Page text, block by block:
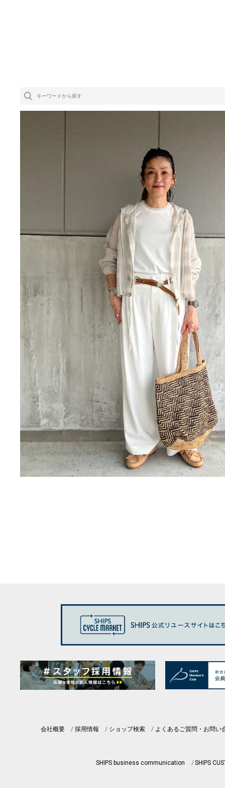
会社概要 採用情報 ショップ検索 よくあるご質問・お問い
SHIPS business communication SHIPS